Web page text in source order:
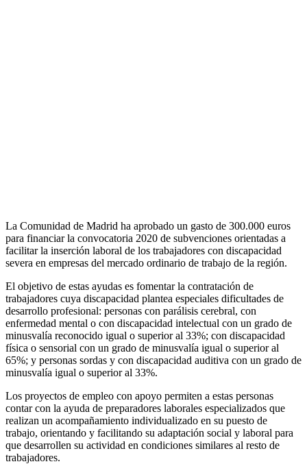
La Comunidad de Madrid ha aprobado un gasto de 300.000 euros
para financiar la convocatoria 2020 de subvenciones orientadas a
facilitar la inserción laboral de los trabajadores con discapacidad
severa en empresas del mercado ordinario de trabajo de la región.
El objetivo de estas ayudas es fomentar la contratación de
trabajadores cuya discapacidad plantea especiales dificultades de
desarrollo profesional: personas con parálisis cerebral, con
enfermedad mental o con discapacidad intelectual con un grado de
minusvalía reconocido igual o superior al 33%; con discapacidad
física o sensorial con un grado de minusvalía igual o superior al
65%; y personas sordas y con discapacidad auditiva con un grado de
minusvalía igual o superior al 33%.
Los proyectos de empleo con apoyo permiten a estas personas
contar con la ayuda de preparadores laborales especializados que
realizan un acompañamiento individualizado en su puesto de
trabajo, orientando y facilitando su adaptación social y laboral para
que desarrollen su actividad en condiciones similares al resto de
trabajadores.